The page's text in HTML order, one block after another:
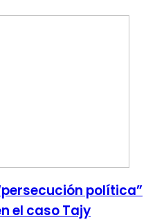
política”
el caso Tajy